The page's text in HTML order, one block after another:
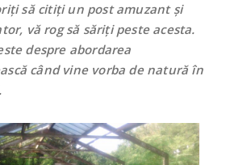
să citiți un post amuzant și
vă rog să săriți peste acesta.
despre abordarea
când vine vorba de natură în